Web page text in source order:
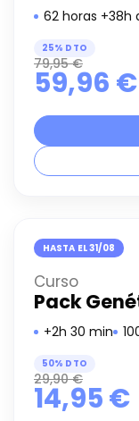
62 horas +38h
25% DTO
79,95€
59,96 €
HASTA EL 31/08
Curso
Pack
+2h 30 min
50% DTO
29,90€
14,95€